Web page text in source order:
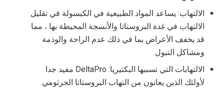
الالتهاب: يساعد المواد الطبيعية في الكبسولة في تقليل
الالتهاب في غدة البروستاتا والأنسجة المحيطة بها ، مما
قد يخفف الأعراض بما في ذلك عدم الراحة والوذمة
ومشاكل التبول.
الالتهابات التي تسببها البكتيريا: DeltaPro مفيد جدا
لأولئك الذين يعانون من التهاب البروستاتا الجرثومي.